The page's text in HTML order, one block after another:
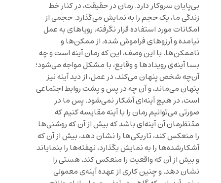
بی‌پایان سروکار دارد. رمان در حقیقت، در کنار خط
زندگی ما، یک حجم را به نمایش می‌گذارد. حجمی از
امکانات مورد استفاده قرار نگرفته، رویاهای به عمل
نیامده و آرزوهای فراموش شده، از ممکن‌ها و
ناممکن‌ها. با این وصف، این که رمان آینه است و چه
بسا آینه‌ی رویدادها و وقایع، با مشکل مواجه می‌شود؛
آن‌چه شخص پنهان می‌کند، در عمل، از دید آینه نیز
پنهان می‌ماند، و آن چه در پس و پشت روابط اجتماعی
است، در هیچ آینه‌ای آشکار نمی‌شود. پس ما در
صورتی می‌توانیم رمان را با آینه مقایسه کنیم که
مدّنظرمان آن آینه‌ای باشد که بیش از آن که روشنی‌ها
را منعکس کند، تاریکی‌ها را نشان دهد، بیش از آن که
آشکارشده‌ها را به نمایش بگذارد، نهفته‌ها را بنمایاند
و بیش از آن که واقعیت را منعکس کند، هستی را
نشان دهد. و چنین کاری از عهده آینه‌ی معمولی